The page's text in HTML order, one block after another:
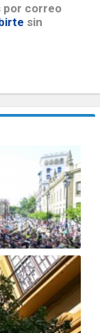
por correo
sin